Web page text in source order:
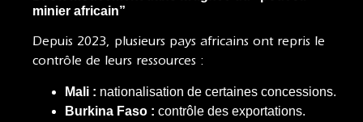
minier africain”
Depuis 2023, plusieurs pays africains ont repris le
contrôle de leurs ressources :
Mali : nationalisation de certaines concessions.
Burkina Faso : contrôle des exportations.